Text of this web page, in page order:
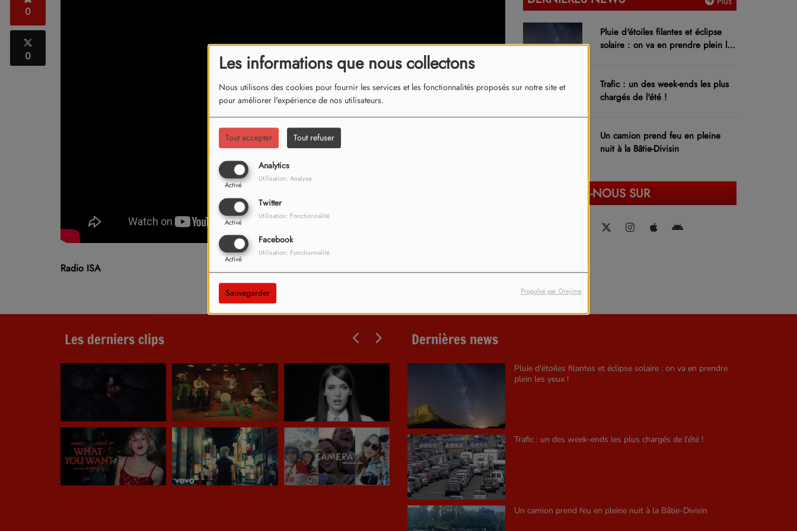
Les informations que nous collectons
Nous utilisons des cookies pour fournir les services et les fonctionnalités proposés sur notre site et
pour améliorer l'expérience de nos utilisateurs.
Tout accepter Tout refuser
Analytics
Activé
Utilisation: Analyse
Twitter
Activé
Utilisation: Fonctionnalité
Facebook
Activé
Utilisation: Fonctionnalité
Sauvegarder Propulsé par Orejime
0
0
Radio ISA
Pluie d'étoiles filantes et éclipse
solaire : on va en prendre plein les
Trafic : un des week-ends les plus
chargés de l'été !
Un camion prend feu en pleine
nuit à la Bâtie-Divisin
RETROUVEZ-NOUS SUR
Les derniers clips Dernières news
Pluie d'étoiles filantes et éclipse solaire : on va en prendre
plein les yeux !
Trafic : un des week-ends les plus chargés de l'été !
Un camion prend feu en pleine nuit à la Bâtie-Divisin